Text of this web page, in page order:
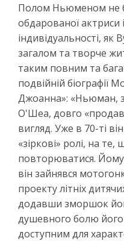
Полом Ньюменом не
обдарованої актриси
індивідуальності,
загалом та творче
таким повним та
подвійній біографії
Джоанна»: «Ньюман,
О'Шеа, довго
вигляд. Уже в 70-ті
«зіркові» ролі, на
повторюватися.
він зайнявся
проекту літніх
додавши зморшок
душевного болю
доступним для